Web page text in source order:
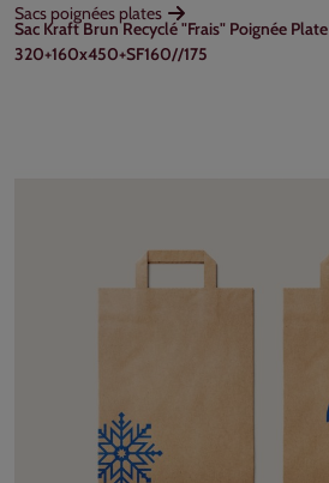
Sacs poignées plates
Sac Kraft Brun Recyclé "Frais" Poignée Plate
320+160x450+SF160//175